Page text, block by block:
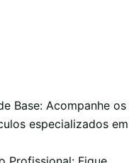
Base: Acompanhe os
especializados em